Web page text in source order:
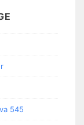
545